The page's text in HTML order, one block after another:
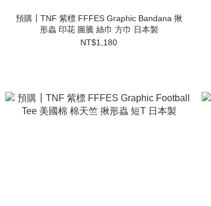
預購┃TNF 紫標 FFFES Graphic Bandana 揪
形蟲 印花 圖騰 絲巾 方巾 日本製
NT$1,180